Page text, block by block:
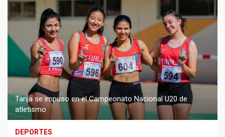
Tarija se impuso en el Campeonato Nacional U20 de
atletismo
DEPORTES